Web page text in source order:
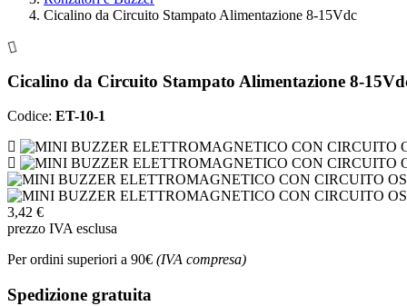
Cicalino da Circuito Stampato Alimentazione 8-15Vdc
Cicalino da Circuito Stampato Alimentazione 8-
Codice: ET-10-1
3,42 €
prezzo IVA esclusa
Per ordini superiori a 90€ (IVA compresa)
Spedizione gratuita